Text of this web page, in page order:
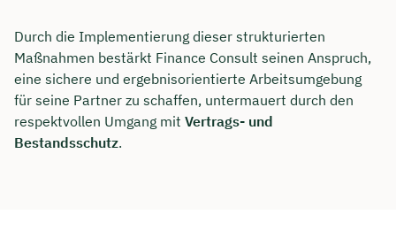
Durch die Implementierung dieser strukturierten
Maßnahmen bestärkt Finance Consult seinen Anspruch,
eine sichere und ergebnisorientierte Arbeitsumgebung
für seine Partner zu schaffen, untermauert durch den
respektvollen Umgang mit Vertrags- und
Bestandsschutz.